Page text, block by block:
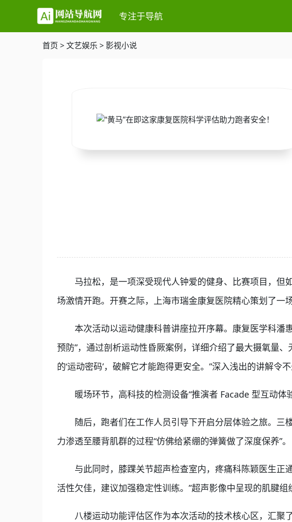
专注于导航
首页 >文艺娱乐 > 影视小说
马拉松，是一项深受现代人钟爱的健身、比赛项目，但
场激情开跑。开赛之际，上海市瑞金康复医院精心策划了一
本次活动以运动健康科普讲座拉开序幕。康复医学科潘
预防”，通过剖析运动性昏厥案例，详细介绍了最大摄氧量
的‘运动密码’，破解它才能跑得更安全。”深入浅出的讲解令
暖场环节，高科技的检测设备“推演者 Facade 型互动体验
随后，跑者们在工作人员引导下开启分层体验之旅。三
力渗透至腰背肌群的过程“仿佛给紧绷的弹簧做了深度保养”。
与此同时，膝踝关节超声检查室内，疼痛科陈颖医生正
活性欠佳，建议加强稳定性训练。”超声影像中呈现的肌腱组
八楼运动功能评估区作为本次活动的技术核心区，汇聚了